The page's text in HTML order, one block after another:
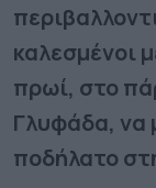
καλεσμένοι
πρωί, στο
Γλυφάδα, να
ποδήλατο